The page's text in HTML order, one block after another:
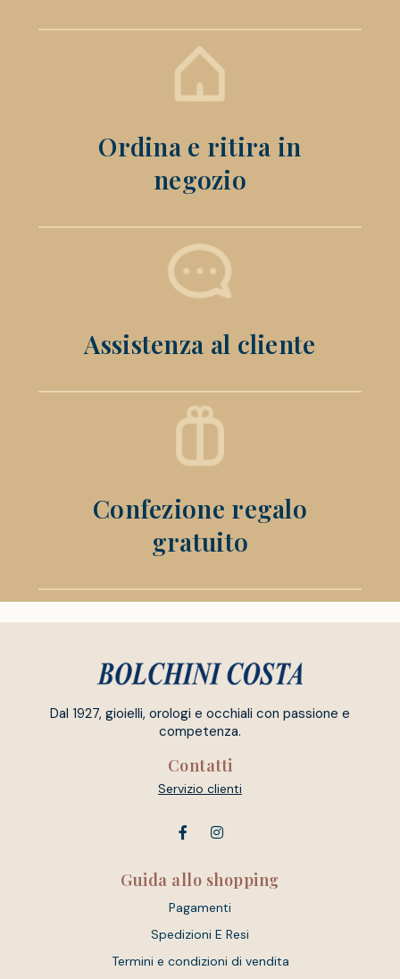
Ordina e ritira in
negozio
Assistenza al cliente
Confezione regalo
gratuito
Dal 1927, gioielli, orologi e occhiali con passione e
competenza.
Contatti
Servizio clienti
Guida allo shopping
Pagamenti
Spedizioni E Resi
Termini e condizioni di vendita